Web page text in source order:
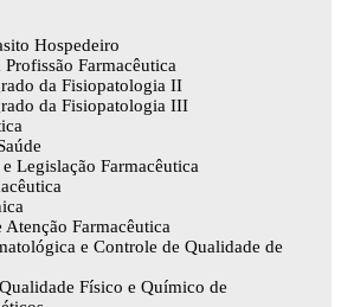
Hospedeiro
Farmacêutica
da Fisiopatologia II
da Fisiopatologia III
Legislação Farmacêutica
Farmacêutica
e Controle de Qualidade de
Físico e Químico de